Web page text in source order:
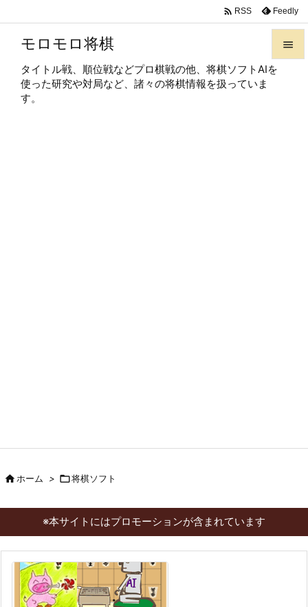
モロモロ将棋
タイトル戦、順位戦などプロ棋戦の他、将棋ソフトAIを
使った研究や対局など、諸々の将棋情報を扱っていま
す。

 RSS Feedly
ホーム > 将棋ソフト
※本サイトにはプロモーションが含まれています